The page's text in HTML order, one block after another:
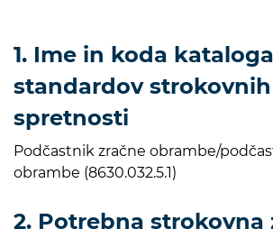
1. Ime in koda kataloga
standardov
spretnosti
Podčastnik zračne obrambe/
obrambe (8630.032.5.1)
2. Potrebna strokovna